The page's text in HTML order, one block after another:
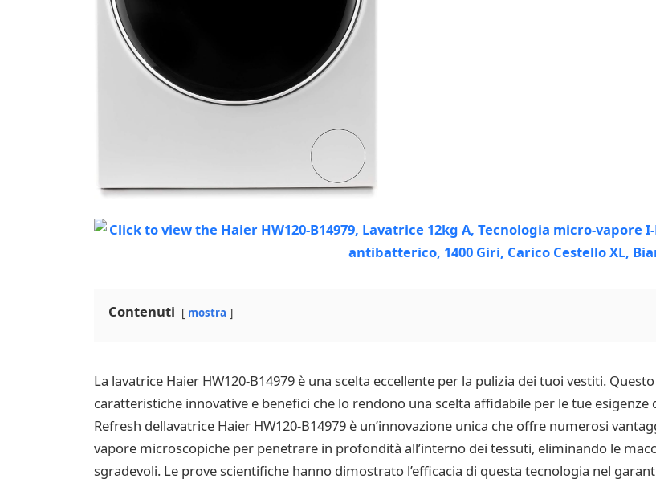
Contenuti mostra
La lavatrice Haier HW120-B14979 è una scelta eccellente per la pulizia dei tuoi vestiti.
caratteristiche innovative e benefici che lo rendono una scelta affidabile per le tue
Refresh dellavatrice Haier HW120-B14979 è un’innovazione unica che offre numerosi
vapore microscopiche per penetrare in profondità all’interno dei tessuti, eliminando le
sgradevoli. Le prove scientifiche hanno dimostrato l’efficacia di questa tecnologia nel